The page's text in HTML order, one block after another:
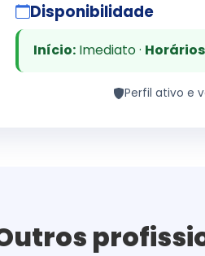
Disponibilidade
Início:Imediato ·
Perfil ativo e